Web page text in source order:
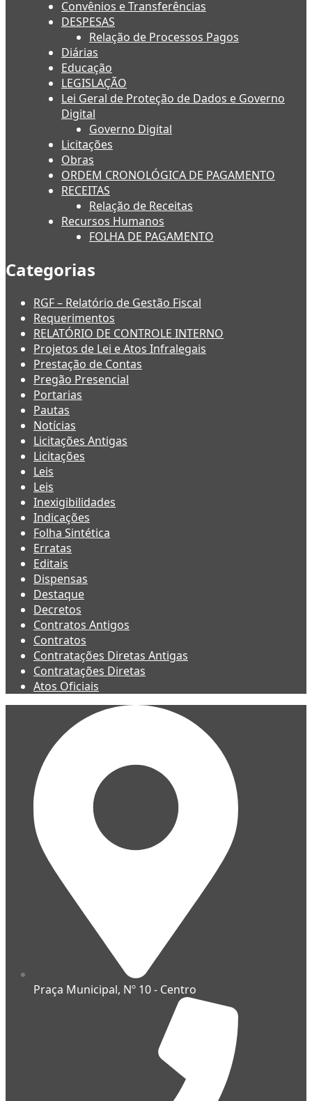
Convênios e Transferências
DESPESAS
Relação de Processos Pagos
Diárias
Educação
LEGISLAÇÃO
Lei Geral de Proteção de Dados e Governo
Digital
Governo Digital
Licitações
Obras
ORDEM CRONOLÓGICA DE PAGAMENTO
RECEITAS
Relação de Receitas
Recursos Humanos
FOLHA DE PAGAMENTO
Categorias
RGF – Relatório de Gestão Fiscal
Requerimentos
RELATÓRIO DE CONTROLE INTERNO
Projetos de Lei e Atos Infralegais
Prestação de Contas
Pregão Presencial
Portarias
Pautas
Notícias
Licitações Antigas
Licitações
Leis
Leis
Inexigibilidades
Indicações
Folha Sintética
Erratas
Editais
Dispensas
Destaque
Decretos
Contratos Antigos
Contratos
Contratações Diretas Antigas
Contratações Diretas
Atos Oficiais
Praça Municipal, Nº 10 - Centro